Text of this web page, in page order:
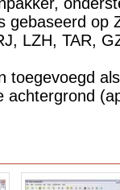
gebaseerd op
LZH, TAR,
toegevoegd
achtergrond